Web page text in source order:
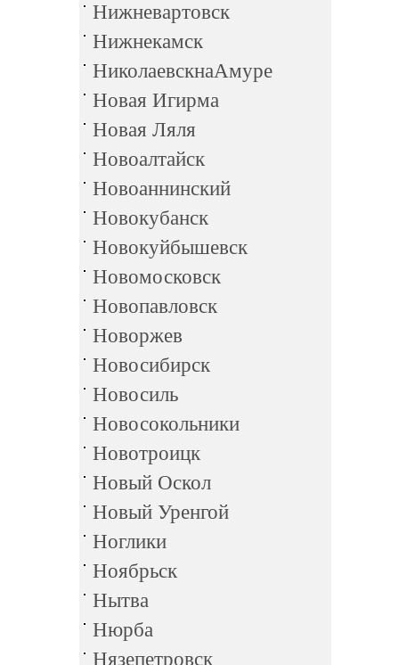
Нижневартовск
Нижнекамск
НиколаевскнаАмуре
Новая Игирма
Новая Ляля
Новоалтайск
Новоаннинский
Новокубанск
Новокуйбышевск
Новомосковск
Новопавловск
Новоржев
Новосибирск
Новосиль
Новосокольники
Новотроицк
Новый Оскол
Новый Уренгой
Ноглики
Ноябрьск
Нытва
Нюрба
Нязепетровск